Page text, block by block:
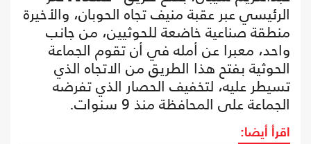
الرئيسي عبر عقبة منيف تجاه الحوبان، والأخيرة
منطقة صناعية خاضعة للحوثيين، من جانب
واحد، معبرا عن أمله في أن تقوم الجماعة
الحوثية بفتح هذا الطريق من الاتجاه الذي
تسيطر عليه، لتخفيف الحصار الذي تفرضه
الجماعة على المحافظة منذ 9 سنوات.
اقرأ أيضا: